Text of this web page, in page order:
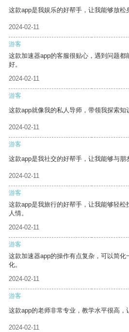
这款app是我娱乐的好帮手，让我能够放松
2024-02-11
游客
这款加速器app的客服很贴心，遇到问题都
好。
2024-02-11
游客
这款app就像我的私人导师，带领我探索知
2024-02-11
游客
这款app是我社交的好帮手，让我能够与朋
2024-02-11
游客
这款app是我旅行的好帮手，让我能够轻
人情。
2024-02-11
游客
这款加速器app的操作有点复杂，可以简
化。
2024-02-11
游客
这款app的老师非常专业，教学水平很高，
2024-02-11